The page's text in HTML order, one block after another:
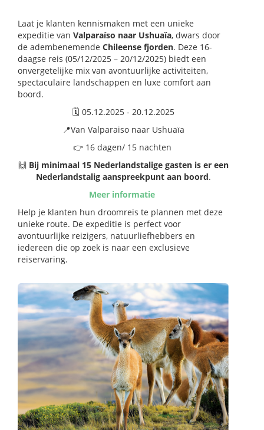
Laat je klanten kennismaken met een unieke
expeditie van Valparaíso naar Ushuaïa, dwars door
de adembenemende Chileense fjorden. Deze 16-
daagse reis (05/12/2025 – 20/12/2025) biedt een
onvergetelijke mix van avontuurlijke activiteiten,
spectaculaire landschappen en luxe comfort aan
boord.​
🗓️ 05.12.2025 - 20.12.2025​
📍Van Valparaiso naar Ushuaïa
👉 16 dagen/ 15 nachten
🙌 Bij minimaal 15 Nederlandstalige gasten is er een
Nederlandstalig aanspreekpunt aan boord.
Meer informatie
Help je klanten hun droomreis te plannen met deze
unieke route. De expeditie is perfect voor
avontuurlijke reizigers, natuurliefhebbers en
iedereen die op zoek is naar een exclusieve
reiservaring.